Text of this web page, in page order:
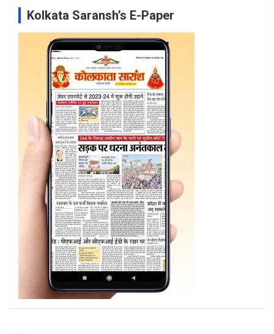
Kolkata Saransh’s E-Paper